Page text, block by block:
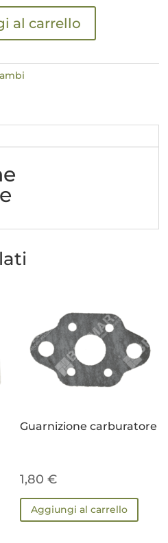
al carrello
Guarnizione carburatore
1,80€
Aggiungi al carrello